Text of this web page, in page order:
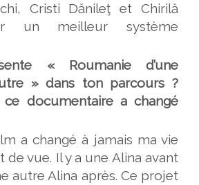
Cristi Dănileţ et Chirilă
un meilleur système
« Roumanie d’une
» dans ton parcours ?
ce documentaire a changé
a changé à jamais ma vie
vue. Il y a une Alina avant
autre Alina après. Ce projet